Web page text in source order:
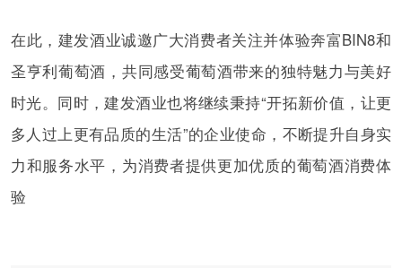
在此，建发酒业诚邀广大消费者关注并体验奔富BIN8和
圣亨利葡萄酒，共同感受葡萄酒带来的独特魅力与美好
时光。同时，建发酒业也将继续秉持“开拓新价值，让更
多人过上更有品质的生活”的企业使命，不断提升自身实
力和服务水平，为消费者提供更加优质的葡萄酒消费体
验